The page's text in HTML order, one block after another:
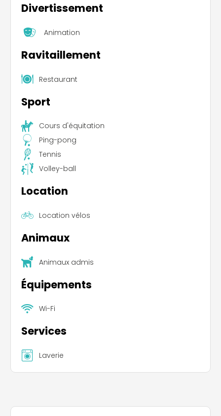
Divertissement
Animation
Ravitaillement
Restaurant
Sport
Cours d'équitation
Ping-pong
Tennis
Volley-ball
Location
Location vélos
Animaux
Animaux admis
Équipements
Wi-Fi
Services
Laverie